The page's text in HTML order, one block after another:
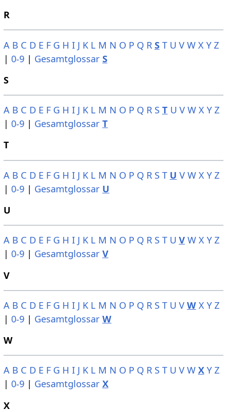
R
A B C D E F G H I J K L M N O P Q R S T U V W X Y Z
| 0-9| Gesamtglossar S
S
A B C D E F G H I J K L M N O P Q R S T U V W X Y Z
| 0-9| Gesamtglossar T
T
A B C D E F G H I J K L M N O P Q R S T U V W X Y Z
| 0-9| Gesamtglossar U
U
A B C D E F G H I J K L M N O P Q R S T U V W X Y Z
| 0-9| Gesamtglossar V
V
A B C D E F G H I J K L M N O P Q R S T U V W X Y Z
| 0-9| Gesamtglossar W
W
A B C D E F G H I J K L M N O P Q R S T U V W X Y Z
| 0-9| Gesamtglossar X
X